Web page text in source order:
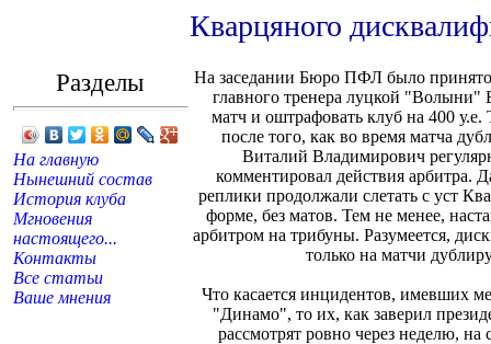
Кварцяного
Разделы
На главную
Нынешний состав
История клуба
Мгновения
настоящего...
Контакты
Все статьи
Ваше мнения
На заседании Бюро ПФЛ было
главного тренера луцкой "Волыни"
матч и оштрафовать клуб на 400 у.е.
после того, как во время матча
Виталий Владимирович
комментировал действия арбитра.
реплики продолжали слетать с уст
форме, без матов. Тем не менее,
арбитром на трибуны. Разумеется,
только на матчи
Что касается инцидентов, имевших
"Динамо", то их, как заверил
рассмотрят ровно через неделю,